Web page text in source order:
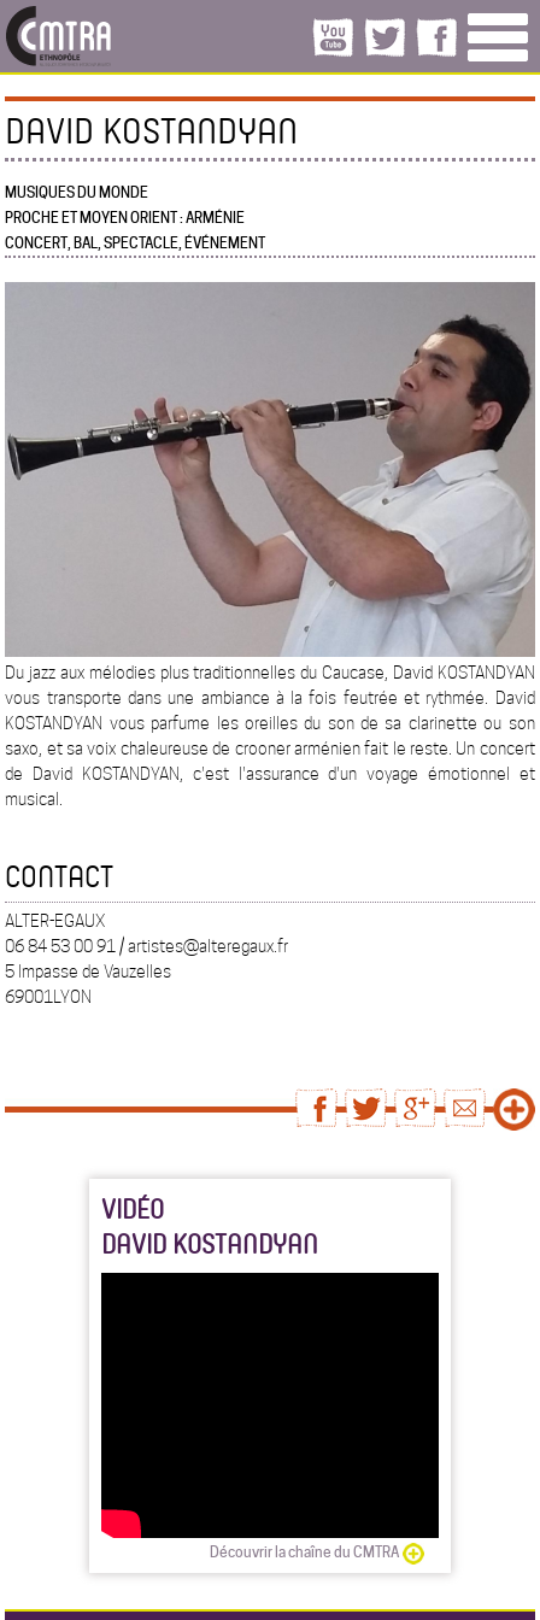
DAVID KOSTANDYAN
MUSIQUES DU MONDE
PROCHE ET MOYEN ORIENT : ARMÉNIE
CONCERT, BAL, SPECTACLE, ÉVÉNEMENT
Du jazz aux mélodies plus traditionnelles du Caucase, David KOSTANDYAN
vous transporte dans une ambiance à la fois feutrée et rythmée. David
KOSTANDYAN vous parfume les oreilles du son de sa clarinette ou son
saxo, et sa voix chaleureuse de crooner arménien fait le reste. Un concert
de David KOSTANDYAN, c'est l'assurance d'un voyage émotionnel et
musical.
CONTACT
ALTER-EGAUX
06 84 53 00 91 / artistes@alteregaux.fr
5 Impasse de Vauzelles
69001LYON
VIDÉO
DAVID KOSTANDYAN
Découvrir la chaîne du CMTRA